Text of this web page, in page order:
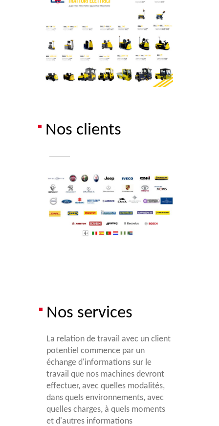
Nos clients
Nos services
La relation de travail avec un client
potentiel commence par un
échange d'informations sur le
travail que nos machines devront
effectuer, avec quelles modalités,
dans quels environnements, avec
quelles charges, à quels moments
et d'autres informations